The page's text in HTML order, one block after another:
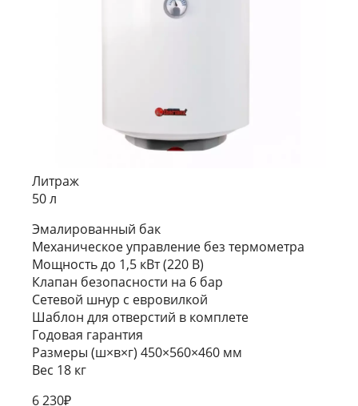
Литраж
50 л
Эмалированный бак
Механическое управление без термометра
Мощность до 1,5 кВт (220 В)
Клапан безопасности на 6 бар
Сетевой шнур с евровилкой
Шаблон для отверстий в комплете
Годовая гарантия
Размеры (ш×в×г) 450×560×460 мм
Вес 18 кг
6 230₽